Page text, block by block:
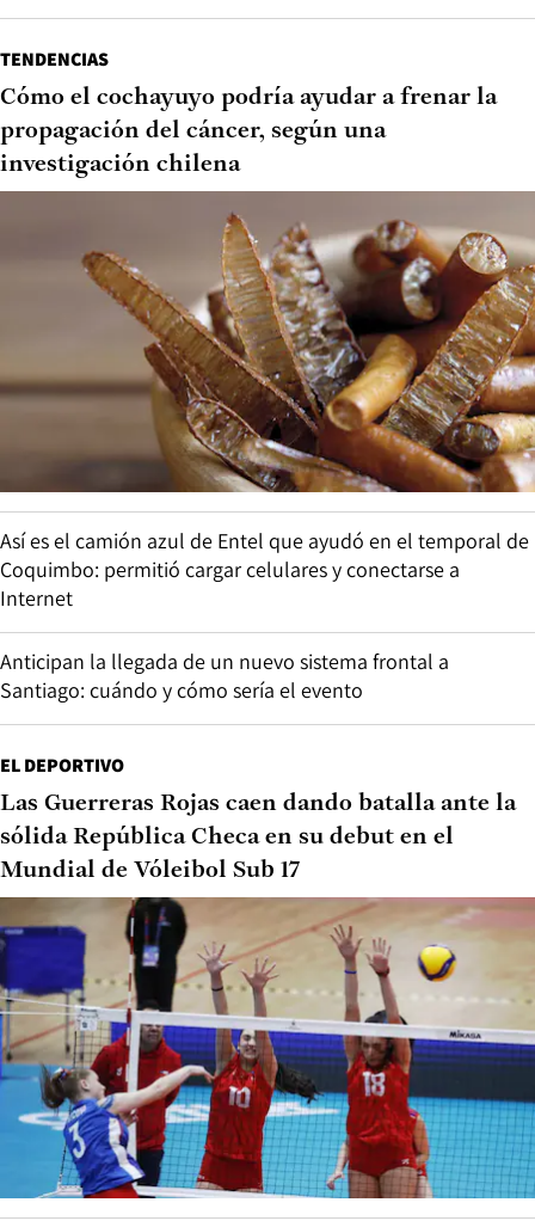
TENDENCIAS
Cómo el cochayuyo podría ayudar a frenar la
propagación del cáncer, según una
investigación chilena
Así es el camión azul de Entel que ayudó en el temporal de
Coquimbo: permitió cargar celulares y conectarse a
Internet
Anticipan la llegada de un nuevo sistema frontal a
Santiago: cuándo y cómo sería el evento
EL DEPORTIVO
Las Guerreras Rojas caen dando batalla ante la
sólida República Checa en su debut en el
Mundial de Vóleibol Sub 17